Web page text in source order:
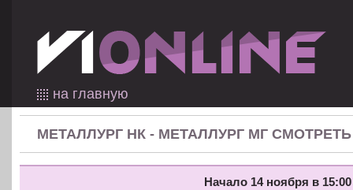
на главную
МЕТАЛЛУРГ НК - МЕТАЛЛУРГ МГ
Начало 14 ноября в